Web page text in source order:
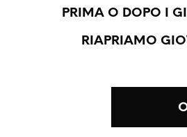
PRIMA O DOPO I
RIAPRIAMO